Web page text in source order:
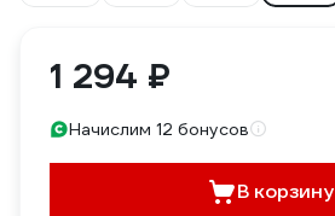
1 294 ₽
Начислим 12 бонусов
В корзину